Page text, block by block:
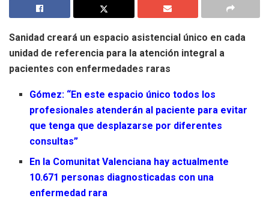
Sanidad creará un espacio asistencial único en cada
unidad de referencia para la atención integral a
pacientes con enfermedades raras
Gómez: “En este espacio único todos los
profesionales atenderán al paciente para evitar
que tenga que desplazarse por diferentes
consultas”
En la Comunitat Valenciana hay actualmente
10.671 personas diagnosticadas con una
enfermedad rara